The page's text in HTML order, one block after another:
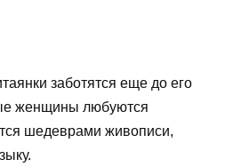
заботятся еще до его
женщины любуются
шедеврами живописи,